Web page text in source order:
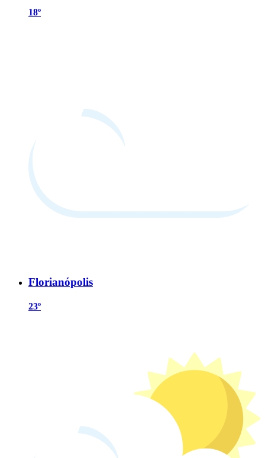
18º
Florianópolis
23º